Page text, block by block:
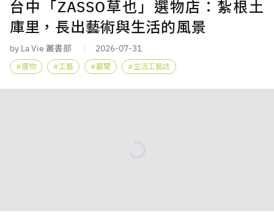
台中「ZASSO草也」選物店：紮根土
庫里，長出藝術與生活的風景
by La Vie 叢書部 2026-07-31
選物 工藝 展覽 生活工藝誌